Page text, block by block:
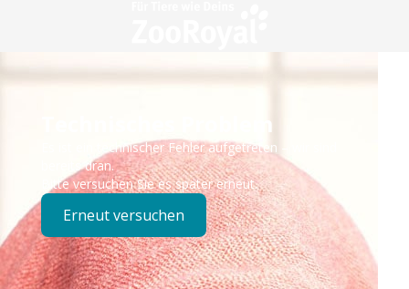
Technisches Problem
Es ist ein technischer Fehler aufgetreten – wir sind
bereits dran.
Bitte versuchen Sie es später erneut.
Erneut versuchen